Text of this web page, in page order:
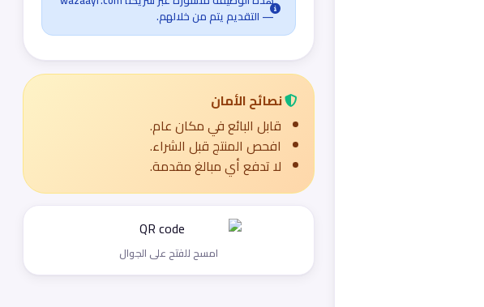
— التقديم يتم من خلالهم.
نصائح الأمان
قابل البائع في مكان عام.
افحص المنتج قبل الشراء.
لا تدفع أي مبالغ مقدمة.
امسح للفتح على الجوال